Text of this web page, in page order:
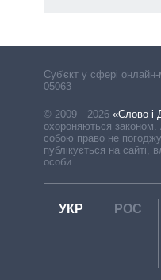
Cуб'єкт у сфері онлайн-
05063
© 2009—2026 «Слово і
охороняються законом.
собою право не
публікується на сайті,
особи.
УКР РОС